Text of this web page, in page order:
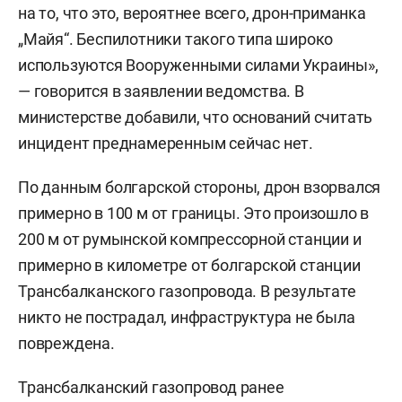
на то, что это, вероятнее всего, дрон-приманка
„Майя“. Беспилотники такого типа широко
используются Вооруженными силами Украины»,
— говорится в заявлении ведомства. В
министерстве добавили, что оснований считать
инцидент преднамеренным сейчас нет.
По данным болгарской стороны, дрон взорвался
примерно в 100 м от границы. Это произошло в
200 м от румынской компрессорной станции и
примерно в километре от болгарской станции
Трансбалканского газопровода. В результате
никто не пострадал, инфраструктура не была
повреждена.
Трансбалканский газопровод ранее